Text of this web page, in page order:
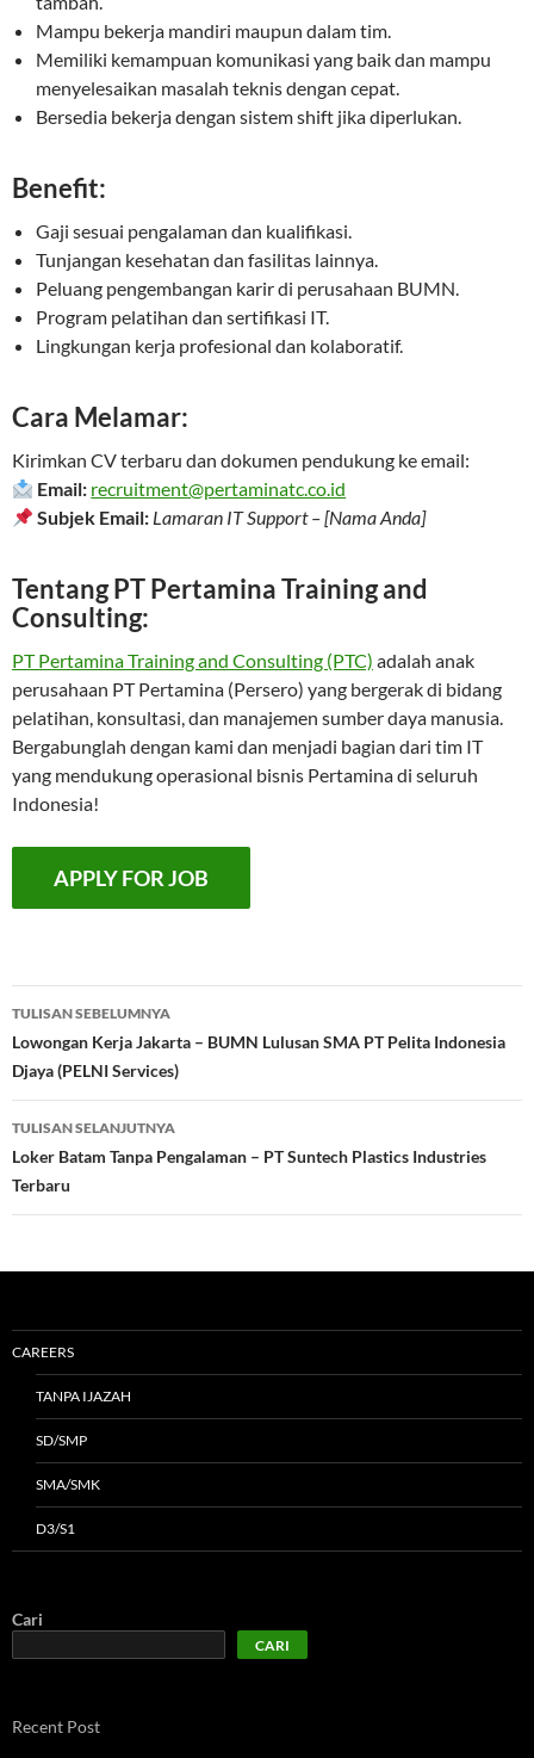
Mampu bekerja mandiri maupun dalam tim.
Memiliki kemampuan komunikasi yang baik dan mampu
menyelesaikan masalah teknis dengan cepat.
Bersedia bekerja dengan sistem shift jika diperlukan.
Benefit:
Gaji sesuai pengalaman dan kualifikasi.
Tunjangan kesehatan dan fasilitas lainnya.
Peluang pengembangan karir di perusahaan BUMN.
Program pelatihan dan sertifikasi IT.
Lingkungan kerja profesional dan kolaboratif.
Cara Melamar:
Kirimkan CV terbaru dan dokumen pendukung ke email:
Email: recruitment@pertaminatc.co.id
Subjek Email: Lamaran IT Support – [Nama Anda]
Tentang PT Pertamina Training and
Consulting:
PT Pertamina Training and Consulting (PTC) adalah anak
perusahaan PT Pertamina (Persero) yang bergerak di bidang
pelatihan, konsultasi, dan manajemen sumber daya manusia.
Bergabunglah dengan kami dan menjadi bagian dari tim IT
yang mendukung operasional bisnis Pertamina di seluruh
Indonesia!
Navigasi
Tulisan
TULISAN SEBELUMNYA
Lowongan Kerja Jakarta – BUMN Lulusan SMA PT Pelita Indonesia
Djaya (PELNI Services)
TULISAN SELANJUTNYA
Loker Batam Tanpa Pengalaman – PT Suntech Plastics Industries
Terbaru
CAREERS
TANPA IJAZAH
SD/SMP
SMA/SMK
D3/S1
Cari
CARI
Recent Post